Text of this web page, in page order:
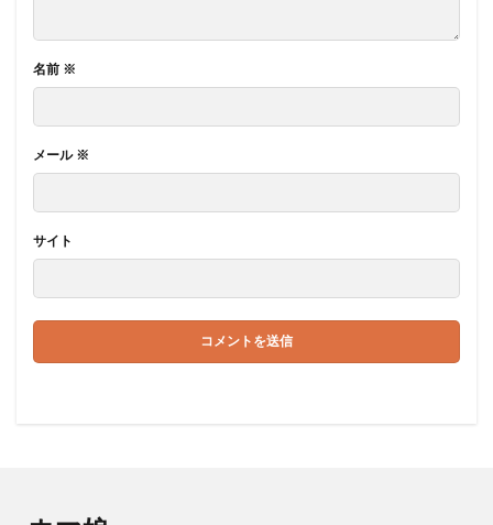
名前 ※
メール ※
サイト